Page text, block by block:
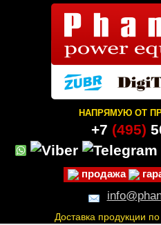
НАПРЯМУЮ ОТ
+7 (495)
продажа
Доставка продукции